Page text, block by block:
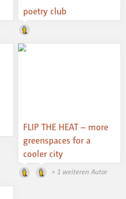
poetry club
FLIP THE HEAT – more
greenspaces for a
cooler city
+ 1 weiteren Autor